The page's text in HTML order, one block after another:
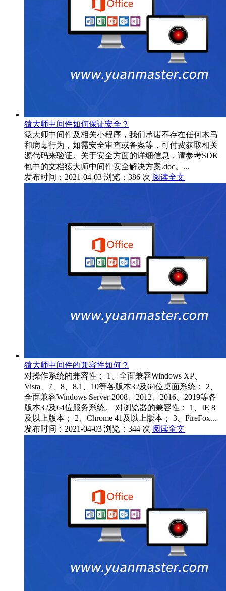
猿大师中间件如何保证安全？
猿大师中间件及相关小程序，我们承诺不存在任何木马
和病毒行为，如需安全审查或备案等，可付费获取相关
源代码来验证。关于安全方面的详细信息，请参考SDK
包中的文档猿大师中间件安全解决方案.doc。...
发布时间：2021-04-03 浏览：386 次 阅读全文
猿大师中间件的兼容性如何？
对操作系统的兼容性： 1、全面兼容Windows XP、
Vista、7、8、8.1、10等各版本32及64位桌面系统； 2、
全面兼容Windows Server 2008、2012、2016、2019等各
版本32及64位服务系统。 对浏览器的兼容性： 1、IE 8
及以上版本； 2、Chrome 41及以上版本； 3、FireFox...
发布时间：2021-04-03 浏览：344 次 阅读全文